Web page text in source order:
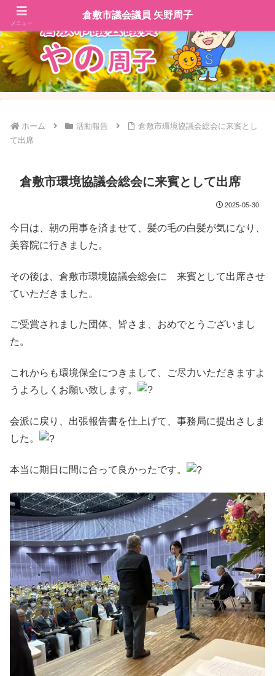
ホーム 活動報告
倉敷市環境協議会総会に来賓とし
て出席
倉敷市環境協議会総会に来賓として出席
2025-05-30
今日は、朝の用事を済ませて、髪の毛の白髪が気になり、
美容院に行きました。
その後は、倉敷市環境協議会総会に 来賓として出席させ
ていただきました。
ご受賞されました団体、皆さま、おめでとうございまし
た。
これからも環境保全につきまして、ご尽力いただきますよ
うよろしくお願い致します。
会派に戻り、出張報告書を仕上げて、事務局に提出さしま
した。
本当に期日に間に合って良かったです。
メニュー
倉敷市議会議員 矢野周子